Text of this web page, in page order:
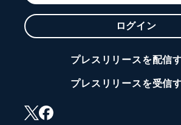
ログイン
プレスリリースを配信
プレスリリースを受信